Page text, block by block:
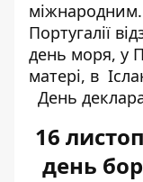
міжнародним.
Португалії
день моря, у
матері, в
День
16
день